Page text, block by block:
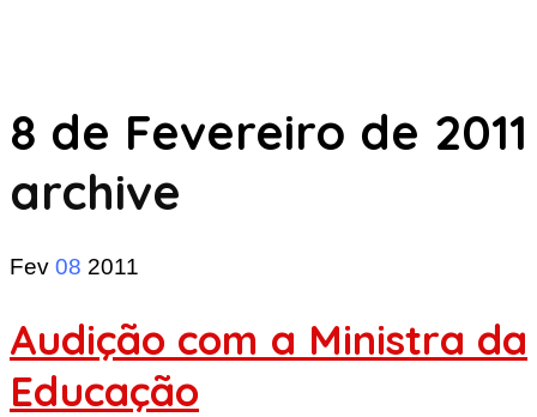
8 de Fevereiro de 2011
archive
Fev 08 2011
Audição com a Ministra da
Educação